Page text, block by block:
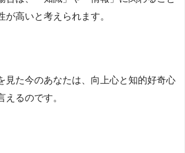
が高いと考えられます。
見た今のあなたは、向上心と知的好奇心
えるのです。